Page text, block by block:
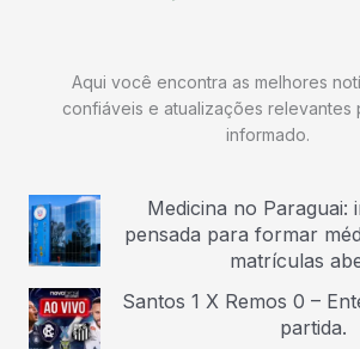
Aqui você encontra as melhores
confiáveis e atualizações relevantes
informado.
Medicina no Paraguai:
pensada para formar
matrículas
Santos 1 X Remos 0 –
partida.